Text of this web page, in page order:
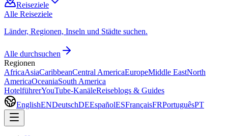
Reiseziele
Alle Reiseziele
Länder, Regionen, Inseln und Städte suchen.
Alle durchsuchen
Regionen
AfricaAsiaCaribbeanCentral AmericaEuropeMiddle EastNorth
AmericaOceaniaSouth America
HotelführerYouTube-KanäleReiseblogs & Guides
EnglishENDeutschDEEspañolESFrançaisFRPortuguêsPT